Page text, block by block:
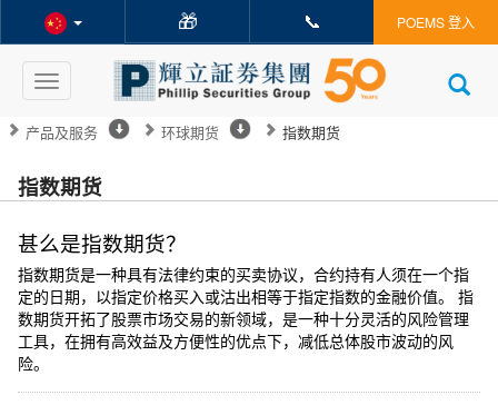
🎁 📞 POEMS 登入
Toggle
navigation
产品及服务 环球期货 指数期货
指数期货
甚么是指数期货？
指数期货是一种具有法律约束的买卖协议，合约持有人须在一个指
定的日期，以指定价格买入或沽出相等于指定指数的金融价值。 指
数期货开拓了股票市场交易的新领域，是一种十分灵活的风险管理
工具，在拥有高效益及方便性的优点下，减低总体股市波动的风
险。